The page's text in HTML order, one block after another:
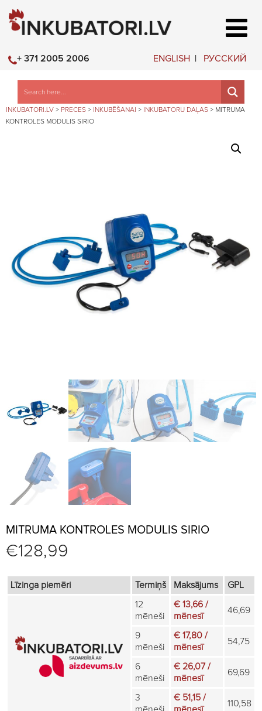
ENGLISH РУССКИЙ
+ 371 2005 2006
INKUBATORI.LV > PRECES > INKUBĒŠANAI > INKUBATORU DAĻAS > MITRUMA
KONTROLES MODULIS SIRIO
MITRUMA KONTROLES MODULIS SIRIO
€128,99
Līzinga piemēri Termiņš Maksājums GPL
12
mēneši
€ 13,66 /
mēnesī
46,69
9
mēneši
€ 17,80 /
mēnesī
54,75
6
mēneši
€ 26,07 /
mēnesī
69,69
3
€ 51,15 /
110,58